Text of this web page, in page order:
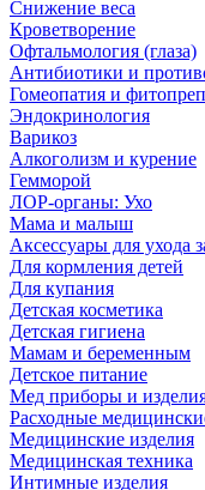
Снижение веса
Кроветворение
Офтальмология (глаза)
Антибиотики и
Гомеопатия и
Эндокринология
Варикоз
Алкоголизм и курение
Гемморой
ЛОР-органы: Ухо
Мама и малыш
Аксессуары для ухода
Для кормления детей
Для купания
Детская косметика
Детская гигиена
Мамам и беременным
Детское питание
Мед приборы и
Расходные
Медицинские изделия
Медицинская техника
Интимные изделия